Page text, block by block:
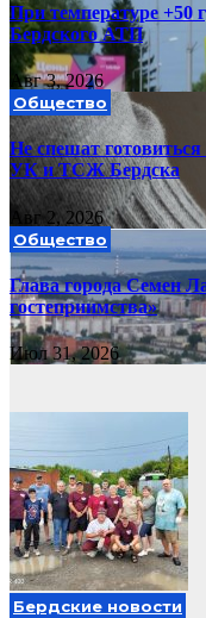
При температуре +50
Бердского АТП
Авг 3, 2026
Общество
Не спешат
УК и ТСЖ Бердска
Авг 2, 2026
Общество
Глава города Семен
гостеприимства»
Июл 31, 2026
Бердские новости